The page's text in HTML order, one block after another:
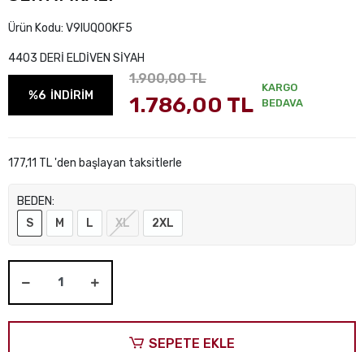
Ürün Kodu: V9IUQ00KF5
4403 DERİ ELDİVEN SİYAH
%6 İNDİRİM
1.900,00 TL
1.786,00 TL
KARGO
BEDAVA
177,11 TL 'den başlayan taksitlerle
BEDEN:
S
M L XL 2XL
SEPETE EKLE